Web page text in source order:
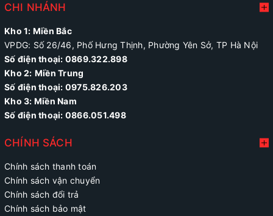
CHI NHÁNH
Kho 1: Miền Bắc
VPDG: Số 26/46, Phố Hưng Thịnh, Phường Yên Sở, TP Hà Nội
Số điện thoại: 0869.322.898
Kho 2: Miền Trung
Số điện thoại: 0975.826.203
Kho 3: Miền Nam
Số điện thoại: 0866.051.498
CHÍNH SÁCH
Chính sách thanh toán
Chính sách vận chuyển
Chính sách đổi trả
Chính sách bảo mật